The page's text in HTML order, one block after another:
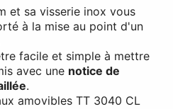
et sa visserie inox vous
à la mise au point d'un
facile et simple à mettre
avec une notice de
.
amovibles TT 3040 CL